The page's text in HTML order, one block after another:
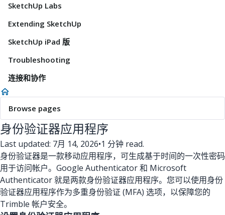
SketchUp Labs
Extending SketchUp
SketchUp iPad 版
Troubleshooting
连接和协作
Browse pages
身份验证器应用程序
Last updated: 7月 14, 2026•1 分钟 read.
身份验证器是一款移动应用程序，可生成基于时间的一次性密码
用于访问帐户。Google Authenticator 和 Microsoft
Authenticator 就是两款身份验证器应用程序。您可以使用身份
验证器应用程序作为多重身份验证 (MFA) 选项，以保障您的
Trimble 帐户安全。